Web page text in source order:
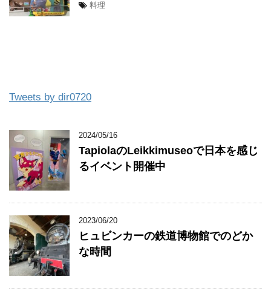
料理
Tweets by dir0720
2024/05/16
TapiolaのLeikkimuseoで日本を感じ
るイベント開催中
2023/06/20
ヒュビンカーの鉄道博物館でのどか
な時間